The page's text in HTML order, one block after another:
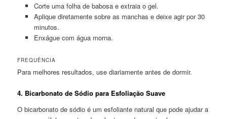
Corte uma folha de babosa e extraia o gel.
Aplique diretamente sobre as manchas e deixe agir por 30
minutos.
Enxágue com água morna.
FREQUÊNCIA
Para melhores resultados, use diariamente antes de dormir.
4. Bicarbonato de Sódio para Esfoliação Suave
O bicarbonato de sódio é um esfoliante natural que pode ajudar a